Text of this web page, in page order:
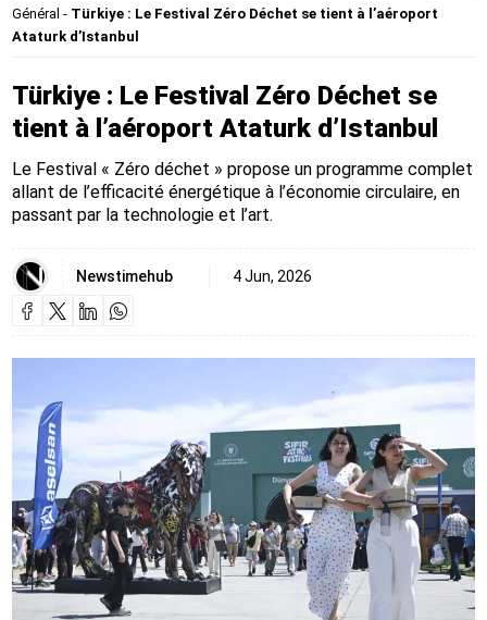
Général - Türkiye : Le Festival Zéro Déchet se tient à l’aéroport
Ataturk d’Istanbul
Türkiye : Le Festival Zéro Déchet se
tient à l’aéroport Ataturk d’Istanbul
Le Festival « Zéro déchet » propose un programme complet
allant de l’efficacité énergétique à l’économie circulaire, en
passant par la technologie et l’art.
Newstimehub 4 Jun, 2026